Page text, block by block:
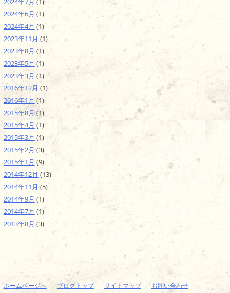
2024年6月 (1)
2024年4月 (1)
2023年11月 (1)
2023年8月 (1)
2023年5月 (1)
2023年3月 (1)
2016年12月 (1)
2016年1月 (1)
2015年8月(1)
2015年4月 (1)
2015年3月 (1)
2015年2月 (3)
2015年1月 (9)
2014年12月 (13)
2014年11月 (5)
2014年9月 (1)
2014年7月 (1)
2013年8月 (3)
ホームページへ ブログトップ サイトマップ お問い合わせ